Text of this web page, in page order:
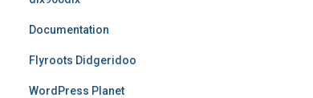
Documentation
Flyroots Didgeridoo
WordPress Planet